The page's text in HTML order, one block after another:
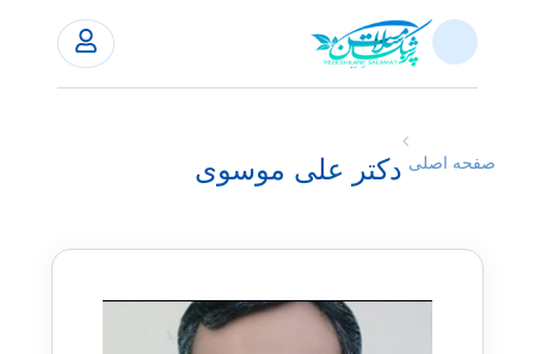
صفحه اصلی دکتر علی موسوی